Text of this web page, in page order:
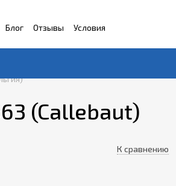
Блог Отзывы
Условия
(Callebaut)
К сравнению